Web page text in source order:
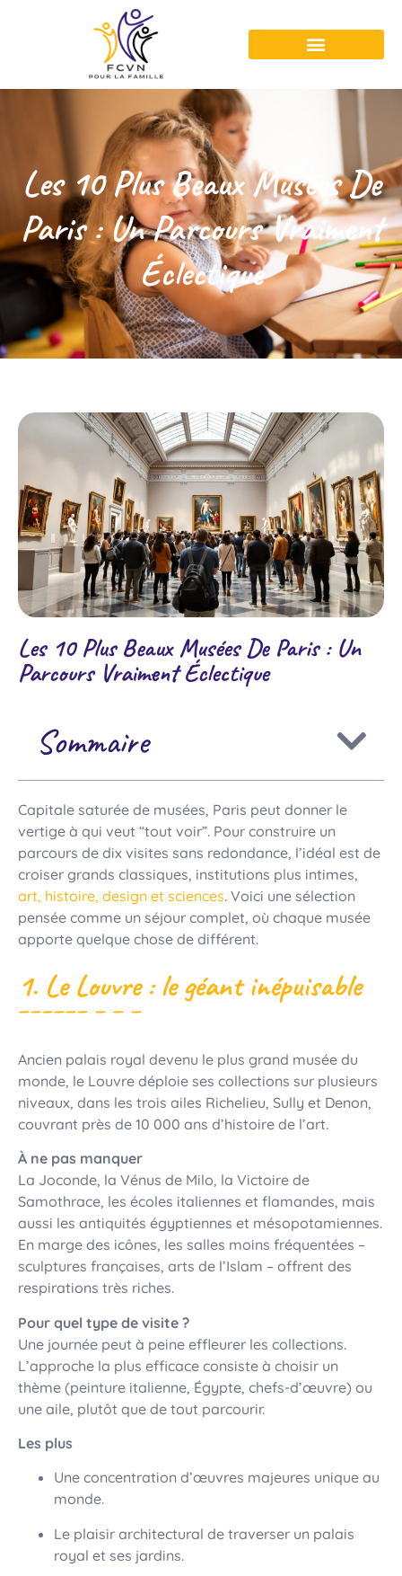
Les 10 Plus Beaux Musées De
Paris : Un Parcours Vraiment
Éclectique
Les 10 Plus Beaux Musées De Paris : Un
Parcours Vraiment Éclectique
Sommaire
Capitale saturée de musées, Paris peut donner le
vertige à qui veut “tout voir”. Pour construire un
parcours de dix visites sans redondance, l’idéal est de
croiser grands classiques, institutions plus intimes,
art, histoire, design et sciences. Voici une sélection
pensée comme un séjour complet, où chaque musée
apporte quelque chose de différent.
1. Le Louvre : le géant inépuisable
Ancien palais royal devenu le plus grand musée du
monde, le Louvre déploie ses collections sur plusieurs
niveaux, dans les trois ailes Richelieu, Sully et Denon,
couvrant près de 10 000 ans d’histoire de l’art.
À ne pas manquer
La Joconde, la Vénus de Milo, la Victoire de
Samothrace, les écoles italiennes et flamandes, mais
aussi les antiquités égyptiennes et mésopotamiennes.
En marge des icônes, les salles moins fréquentées –
sculptures françaises, arts de l’Islam – offrent des
respirations très riches.
Pour quel type de visite ?
Une journée peut à peine effleurer les collections.
L’approche la plus efficace consiste à choisir un
thème (peinture italienne, Égypte, chefs-d’œuvre) ou
une aile, plutôt que de tout parcourir.
Les plus
Une concentration d’œuvres majeures unique au
monde.
Le plaisir architectural de traverser un palais
royal et ses jardins.